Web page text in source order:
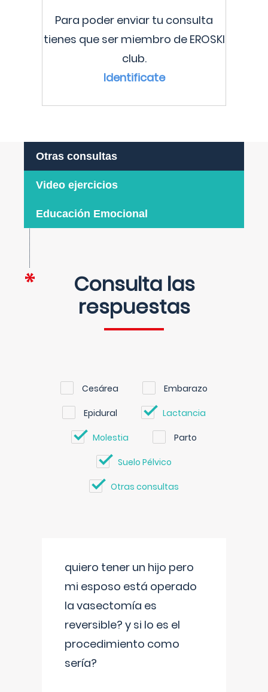
Para poder enviar tu consulta
tienes que ser miembro de EROSKI
club.
Identificate
Otras consultas
Video ejercicios
Educación Emocional
Consulta las
respuestas
Cesárea Embarazo
Epidural Lactancia
Molestia Parto
Suelo Pélvico
Otras consultas
quiero tener un hijo pero
mi esposo está operado
la vasectomía es
reversible? y si lo es el
procedimiento como
sería?